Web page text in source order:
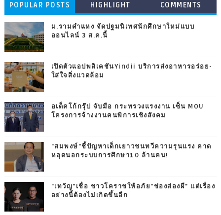
POPULAR POSTS HIGHLIGHT COMMENTS
ม.รามคำแหง จัดปฐมนิเทศนักศึกษาใหม่แบบ
ออนไลน์ 3 ส.ค.นี้
เปิดตัวแอปพลิเคชันYindii บริการส่งอาหารอร่อย-
ใส่ใจสิ่งแวดล้อม
อเด็คโก้กรุ๊ป จับมือ กระทรวงแรงงาน เซ็น MOU
โครงการจ้างงานคนพิการเชิงสังคม
"สมพงษ์"ชี้ปัญหาเด็กเยาวชนทวีความรุนแรง คาด
หลุดนอกระบบการศึกษา10 ล้านคน!
"เทวัญ"เชื่อ ชาวโคราชให้อภัย"ช่องส่องผี" แต่เรื่อง
อย่างนี้ต้องไม่เกิดขึ้นอีก